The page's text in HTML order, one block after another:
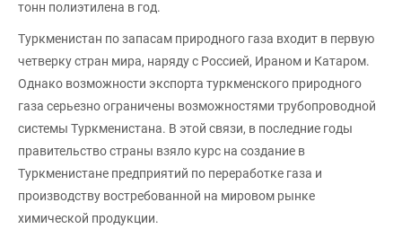
тонн полиэтилена в год.
Туркменистан по запасам природного газа входит в первую
четверку стран мира, наряду с Россией, Ираном и Катаром.
Однако возможности экспорта туркменского природного
газа серьезно ограничены возможностями трубопроводной
системы Туркменистана. В этой связи, в последние годы
правительство страны взяло курс на создание в
Туркменистане предприятий по переработке газа и
производству востребованной на мировом рынке
химической продукции.